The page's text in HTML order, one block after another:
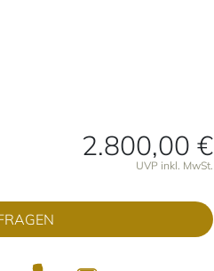
2.800,00 €
UVP inkl. MwSt.